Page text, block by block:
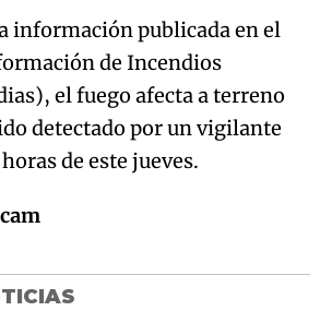
información publicada en el
de Incendios
el fuego afecta a terreno
detectado por un vigilante
de este jueves.